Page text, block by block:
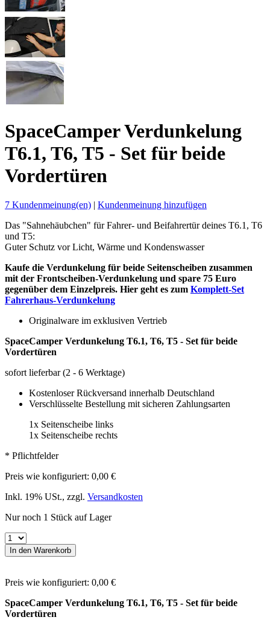
SpaceCamper Verdunkelung
T6.1, T6, T5 - Set für beide
Vordertüren
7 Kundenmeinung(en) | Kundenmeinung hinzufügen
Das "Sahnehäubchen" für Fahrer- und Beifahrertür deines T6.1, T6
und T5:
Guter Schutz vor Licht, Wärme und Kondenswasser
Kaufe die Verdunkelung für beide Seitenscheiben zusammen
mit der Frontscheiben-Verdunkelung und spare 75 Euro
gegenüber dem Einzelpreis. Hier geht es zum Komplett-Set
Fahrerhaus-Verdunkelung
Originalware im exklusiven Vertrieb
SpaceCamper Verdunkelung T6.1, T6, T5 - Set für beide
Vordertüren
sofort lieferbar(2 - 6 Werktage)
Kostenloser Rückversand innerhalb Deutschland
Verschlüsselte Bestellung mit sicheren Zahlungsarten
1x Seitenscheibe links
1x Seitenscheibe rechts
* Pflichtfelder
Preis wie konfiguriert: 0,00 €
Inkl. 19% USt., zzgl. Versandkosten
Nur noch 1 Stück auf Lager
In den Warenkorb
Preis wie konfiguriert: 0,00 €
SpaceCamper Verdunkelung T6.1, T6, T5 - Set für beide
Vordertüren